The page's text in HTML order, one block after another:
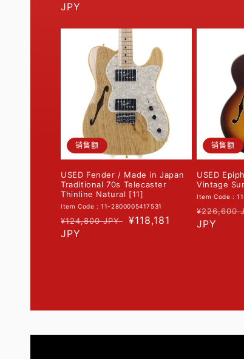
规
JPY
格
销售额
USED Fender / Made in Japan
Traditional 70s Telecaster
Thinline Natural [11]
Item Code : 11-2800005417531
常
规
¥124,800 JPY
促
¥118,181
JPY
销售额
USED
Vintage
Item Code :
常
规
¥226,600
JPY